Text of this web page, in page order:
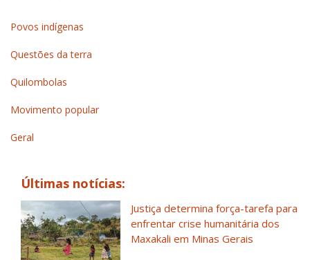
Povos indígenas
Questões da terra
Quilombolas
Movimento popular
Geral
Últimas notícias:
Justiça determina força-tarefa para
enfrentar crise humanitária dos
Maxakali em Minas Gerais